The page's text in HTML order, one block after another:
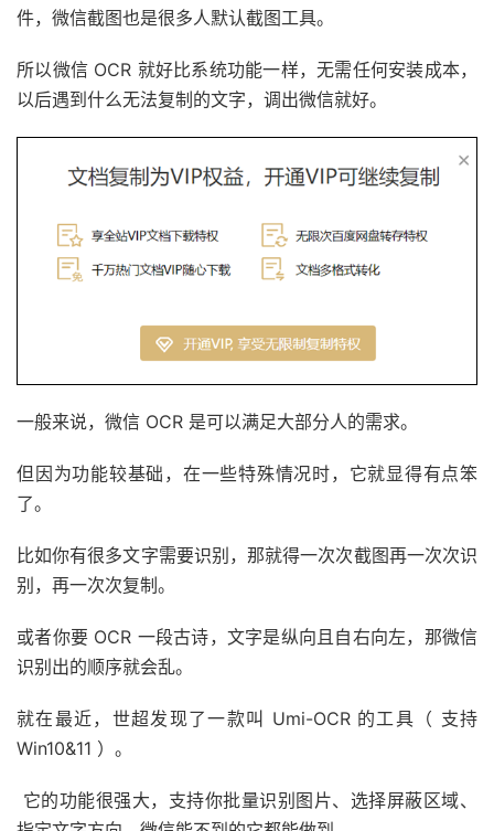
件，微信截图也是很多人默认截图工具。
所以微信 OCR 就好比系统功能一样，无需任何安装成本，
以后遇到什么无法复制的文字，调出微信就好。
一般来说，微信 OCR 是可以满足大部分人的需求。
但因为功能较基础，在一些特殊情况时，它就显得有点笨
了。
比如你有很多文字需要识别，那就得一次次截图再一次次识
别，再一次次复制。
或者你要 OCR 一段古诗，文字是纵向且自右向左，那微信
识别出的顺序就会乱。
就在最近，世超发现了一款叫 Umi-OCR 的工具（ 支持
Win10&11 ）。
它的功能很强大，支持你批量识别图片、选择屏蔽区域、